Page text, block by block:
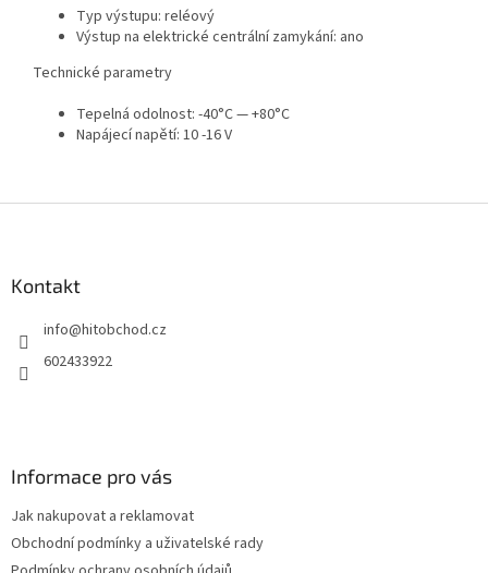
Typ výstupu: reléový
Výstup na elektrické centrální zamykání: ano
Technické parametry
Tepelná odolnost: -40°C — +80°C
Napájecí napětí: 10 -16 V
Kontakt
info@hitobchod.cz
602433922
Informace pro vás
Jak nakupovat a reklamovat
Obchodní podmínky a uživatelské rady